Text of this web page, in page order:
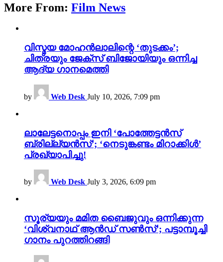
More From: Film News
വിസ്മയ മോഹൻലാലിന്റെ ‘തുടക്കം’;
ചിത്രയും ജേക്സ് ബിജോയിയും ഒന്നിച്ച
ആദ്യ ഗാനമെത്തി
by Web Desk July 10, 2026, 7:09 pm
ലാലേട്ടനൊപ്പം ഇനി ‘പോത്തേട്ടൻസ്
ബ്രില്ല്യൻസ്’; ‘നെടുങ്കണ്ടം മിറാക്കിൾ’
പ്രഖ്യാപിച്ചു!
by Web Desk July 3, 2026, 6:09 pm
സൂര്യയും മമിത ബൈജുവും ഒന്നിക്കുന്ന
‘വിശ്വനാഥ് ആൻഡ് സൺസ്’; പട്ടാമ്പൂച്ചി
ഗാനം പുറത്തിറങ്ങി